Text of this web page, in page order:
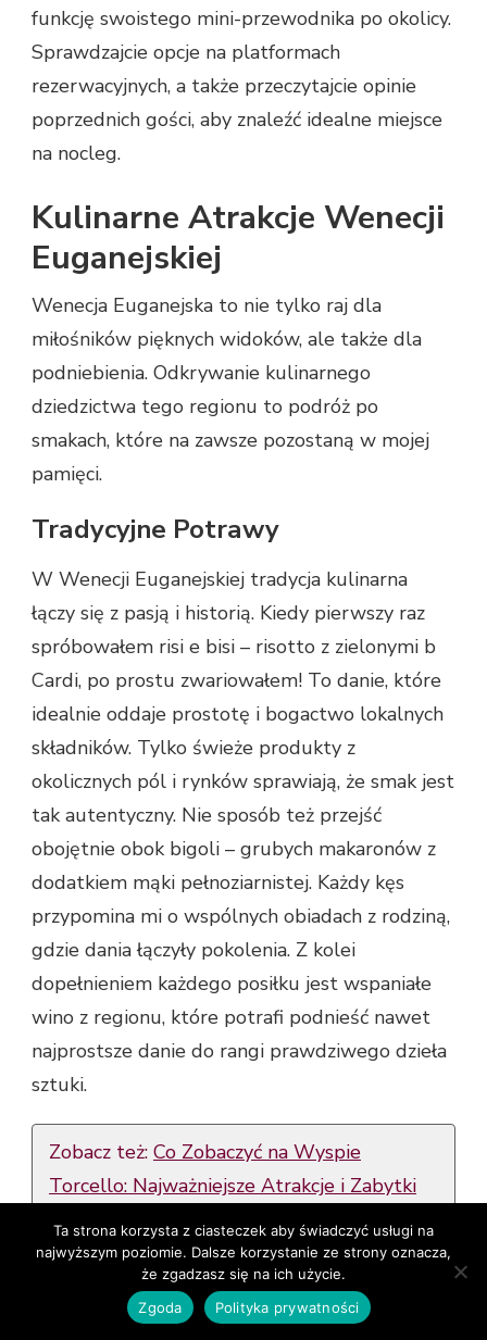
funkcję swoistego mini-przewodnika po okolicy.
Sprawdzajcie opcje na platformach
rezerwacyjnych, a także przeczytajcie opinie
poprzednich gości, aby znaleźć idealne miejsce
na nocleg.
Kulinarne Atrakcje Wenecji
Euganejskiej
Wenecja Euganejska to nie tylko raj dla
miłośników pięknych widoków, ale także dla
podniebienia. Odkrywanie kulinarnego
dziedzictwa tego regionu to podróż po
smakach, które na zawsze pozostaną w mojej
pamięci.
Tradycyjne Potrawy
W Wenecji Euganejskiej tradycja kulinarna
łączy się z pasją i historią. Kiedy pierwszy raz
spróbowałem risi e bisi – risotto z zielonymi b
Cardi, po prostu zwariowałem! To danie, które
idealnie oddaje prostotę i bogactwo lokalnych
składników. Tylko świeże produkty z
okolicznych pól i rynków sprawiają, że smak jest
tak autentyczny. Nie sposób też przejść
obojętnie obok bigoli – grubych makaronów z
dodatkiem mąki pełnoziarnistej. Każdy kęs
przypomina mi o wspólnych obiadach z rodziną,
gdzie dania łączyły pokolenia. Z kolei
dopełnieniem każdego posiłku jest wspaniałe
wino z regionu, które potrafi podnieść nawet
najprostsze danie do rangi prawdziwego dzieła
sztuki.
Zobacz też: Co Zobaczyć na Wyspie
Torcello: Najważniejsze Atrakcje i Zabytki
Najlepsze Restauracje
Kiedy mowa o restauracjach, moim ulubionym
Ta strona korzysta z ciasteczek aby świadczyć usługi na
najwyższym poziomie. Dalsze korzystanie ze strony oznacza,
że zgadzasz się na ich użycie.
Zgoda
Polityka prywatności